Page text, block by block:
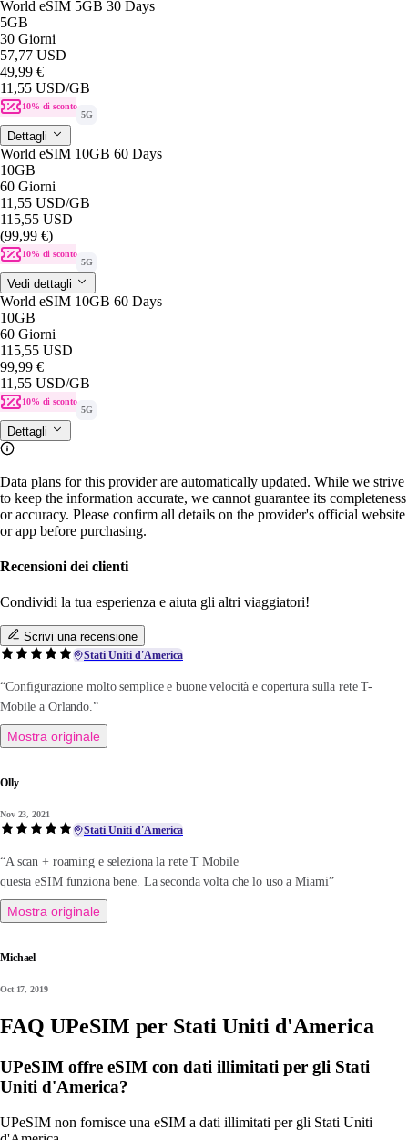
World eSIM 5GB 30 Days
5GB
30 Giorni
57,77 USD
49,99 €
11,55 USD/GB
10% di sconto
5G
Dettagli
World eSIM 10GB 60 Days
10GB
60 Giorni
11,55 USD/GB
115,55 USD
(99,99 €)
10% di sconto
5G
Vedi dettagli
World eSIM 10GB 60 Days
10GB
60 Giorni
115,55 USD
99,99 €
11,55 USD/GB
10% di sconto
5G
Dettagli
Data plans for this provider are automatically updated. While we strive
to keep the information accurate, we cannot guarantee its completeness
or accuracy. Please confirm all details on the provider's official website
or app before purchasing.
Recensioni dei clienti
Condividi la tua esperienza e aiuta gli altri viaggiatori!
Scrivi una recensione
Stati Uniti d'America
“Configurazione molto semplice e buone velocità e copertura sulla rete T-
Mobile a Orlando.”
Mostra originale
Olly
Nov 23, 2021
Stati Uniti d'America
“A scan + roaming e seleziona la rete T Mobile
questa eSIM funziona bene. La seconda volta che lo uso a Miami”
Mostra originale
Michael
Oct 17, 2019
FAQ UPeSIM per Stati Uniti d'America
UPeSIM offre eSIM con dati illimitati per gli Stati
Uniti d'America?
UPeSIM non fornisce una eSIM a dati illimitati per gli Stati Uniti